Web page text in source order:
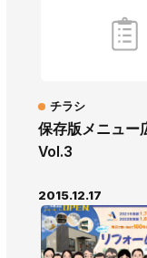
保存版メニュ
Vol.3
チラシ
2015.12.17